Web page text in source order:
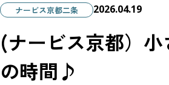
ナービス京都二条 2026.04.19
(ナービス京都）
の時間♪